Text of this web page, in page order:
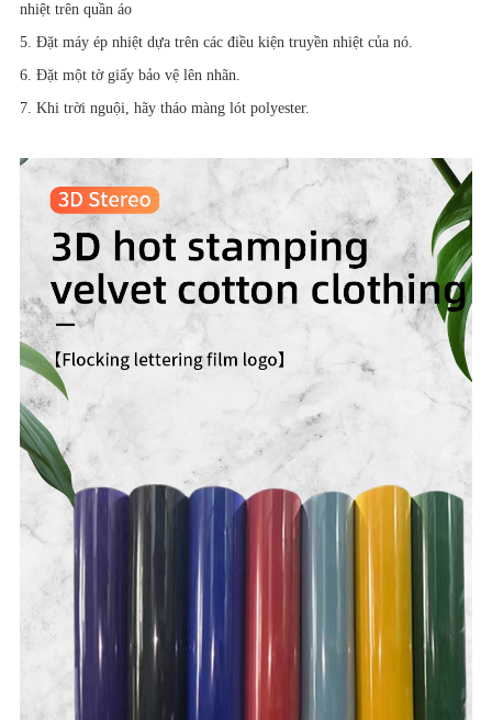
nhiệt trên quần áo
5. Đặt máy ép nhiệt dựa trên các điều kiện truyền nhiệt của nó.
6. Đặt một tờ giấy bảo vệ lên nhãn.
7. Khi trời nguội, hãy tháo màng lót polyester.